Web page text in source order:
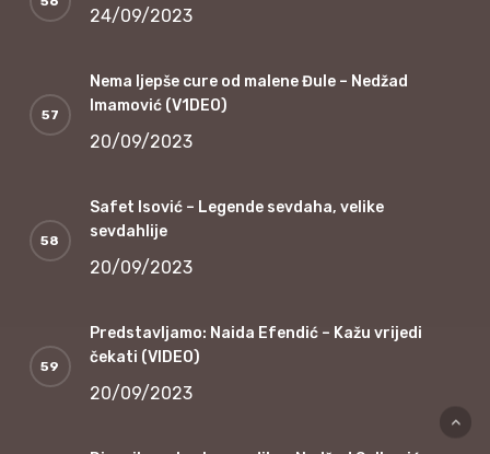
24/09/2023
Nema ljepše cure od malene Đule – Nedžad
Imamović (V1DEO)
20/09/2023
Safet Isović – Legende sevdaha, velike
sevdahlije
20/09/2023
Predstavljamo: Naida Efendić – Kažu vrijedi
čekati (VIDEO)
20/09/2023